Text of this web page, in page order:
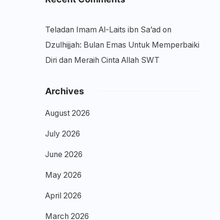
Teladan Imam Al-Laits ibn Sa’ad on
Dzulhijjah: Bulan Emas Untuk Memperbaiki
Diri dan Meraih Cinta Allah SWT
Archives
August 2026
July 2026
June 2026
May 2026
April 2026
March 2026